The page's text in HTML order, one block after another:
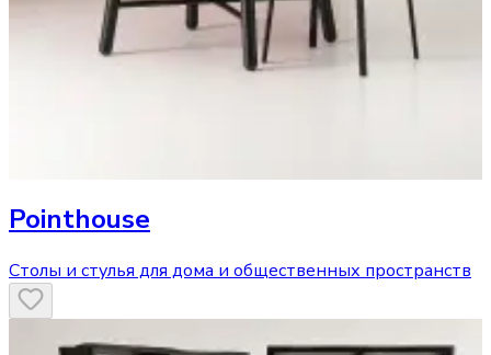
Pointhouse
Столы и стулья для дома и общественных пространств